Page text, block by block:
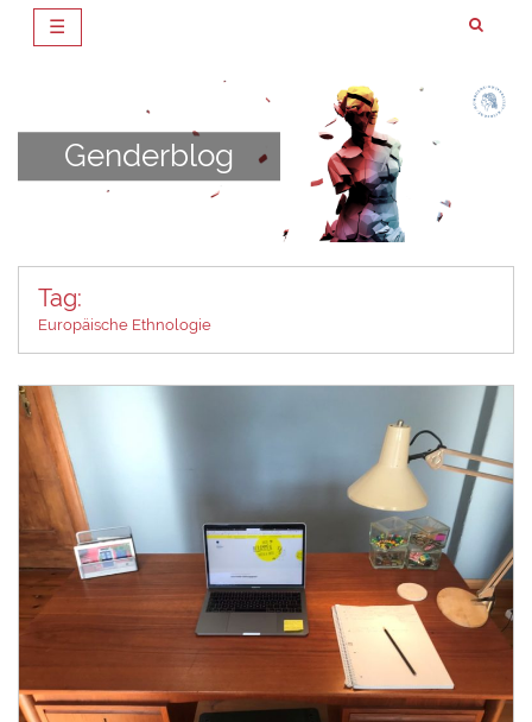
☰
Genderblog
Tag:
Europäische Ethnologie